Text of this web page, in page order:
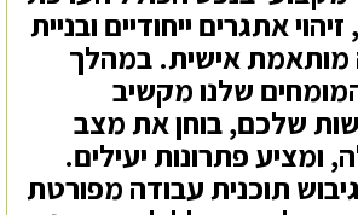
אתגרים ייחודיים ובניית
מותאמת אישית. במהלך
שלנו מקשיב
שלכם, בוחן את מצב
ומציע פתרונות יעילים.
גיבוש תוכנית עבודה מפורטת